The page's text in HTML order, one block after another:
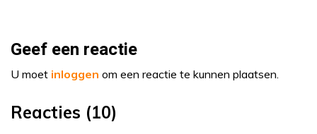
Geef een reactie
U moet inloggen om een reactie te kunnen plaatsen.
Reacties (10)